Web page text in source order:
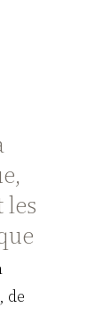
les
de